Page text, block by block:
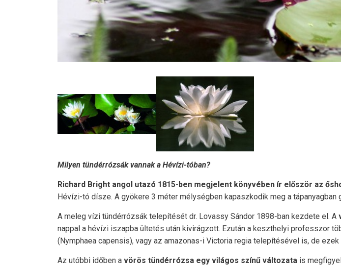
Milyen tündérrózsák vannak a Hévízi-tóban?
Richard Bright angol utazó 1815-ben megjelent könyvében ír először az
Hévízi-tó dísze. A gyökere 3 méter mélységben kapaszkodik meg a
A meleg vízi tündérrózsák telepítését dr. Lovassy Sándor 1898-ban kezdete el. A
nappal a hévízi iszapba ültetés után kivirágzott. Ezután a keszthelyi professzor
(Nymphaea capensis), vagy az amazonas-i Victoria regia telepítésével is, de
Az utóbbi időben a vörös tündérrózsa egy világos színű változata is